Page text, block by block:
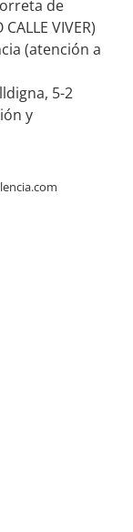
de
VIVER)
(atención a
5-2
y